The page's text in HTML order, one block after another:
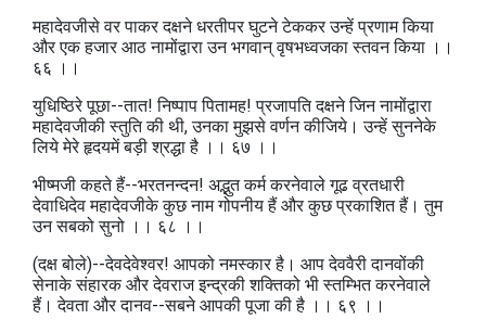
महादेवजीसे वर पाकर दक्षने धरतीपर घुटने टेककर उन्हें प्रणाम किया
और एक हजार आठ नामोंद्वारा उन भगवान्‌ वृषभध्वजका स्तवन किया ।।
६६ ।।
युधिष्ठिरे पूछा--तात! निष्पाप पितामह! प्रजापति दक्षने जिन नामोंद्वारा
महादेवजीकी स्तुति की थी, उनका मुझसे वर्णन कीजिये। उन्हें सुननेके
लिये मेरे हृदयमें बड़ी श्रद्धा है ।। ६७ ।।
भीष्मजी कहते हैं--भरतनन्दन! अद्भुत कर्म करनेवाले गूढ व्रतधारी
देवाधिदेव महादेवजीके कुछ नाम गोपनीय हैं और कुछ प्रकाशित हैं। तुम
उन सबको सुनो ।। ६८ ।।
(दक्ष बोले)--देवदेवेश्वर! आपको नमस्कार है। आप देववैरी दानवोंकी
सेनाके संहारक और देवराज इन्द्रकी शक्तिको भी स्तम्भित करनेवाले
हैं। देवता और दानव--सबने आपकी पूजा की है ।। ६९ ।।